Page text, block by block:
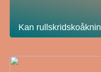
Kan